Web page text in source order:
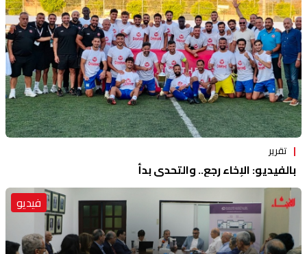
تقرير
بالفيديو: الإخاء رجع.. والتحدي بدأ
فيديو